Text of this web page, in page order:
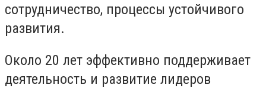
сотрудничество, процессы устойчивого
развития.
Около 20 лет эффективно поддерживает
деятельность и развитие лидеров